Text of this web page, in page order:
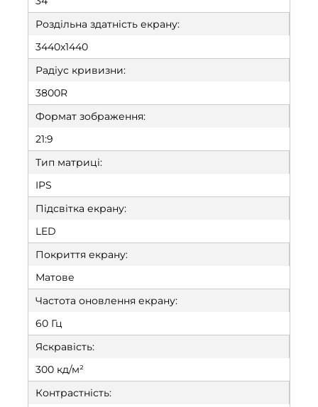
Роздільна здатність екрану:
3440x1440
Радіус кривизни:
3800R
Формат зображення:
21:9
Тип матриці:
IPS
Підсвітка екрану:
LED
Покриття екрану:
Матове
Частота оновлення екрану:
60 Гц
Яскравість:
300 кд/м²
Контрастність: